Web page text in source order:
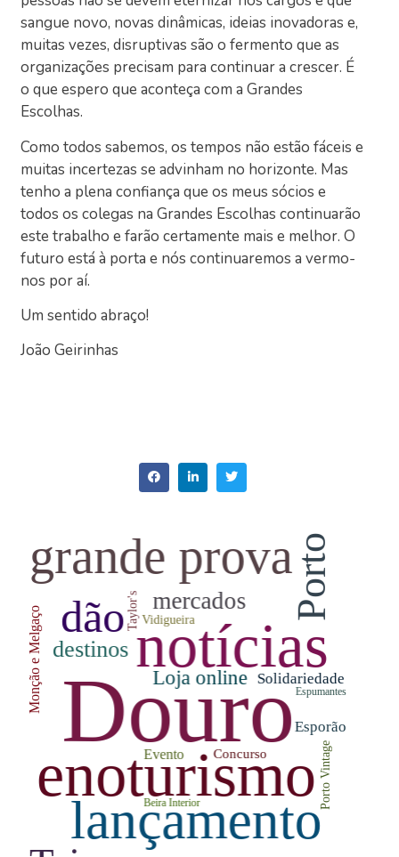
sangue novo, novas dinâmicas, ideias inovadoras e,
muitas vezes, disruptivas são o fermento que as
organizações precisam para continuar a crescer. É
o que espero que aconteça com a Grandes
Escolhas.
Como todos sabemos, os tempos não estão fáceis e
muitas incertezas se advinham no horizonte. Mas
tenho a plena confiança que os meus sócios e
todos os colegas na Grandes Escolhas continuarão
este trabalho e farão certamente mais e melhor. O
futuro está à porta e nós continuaremos a vermo-
nos por aí.
Um sentido abraço!
João Geirinhas